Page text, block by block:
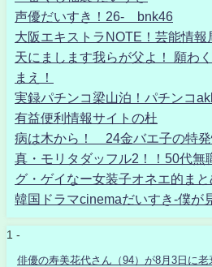
声優だいすき！26- bnk46
大阪エキストラNOTE！芸能情報
天にまします我らが父よ！ 願わ
まえ！
実録パチンコ梁山泊！パチンコ
有益便利情報サイトの杜
病は木から！ 24金バエ子の特発
真・モリタダッフル2！！50代無
グ・ゲイなー女装子オネエ的まと
韓国ドラマcinemaだいすき-僕が
1 -
俳優の寿美花代さん（94）が8月3日に